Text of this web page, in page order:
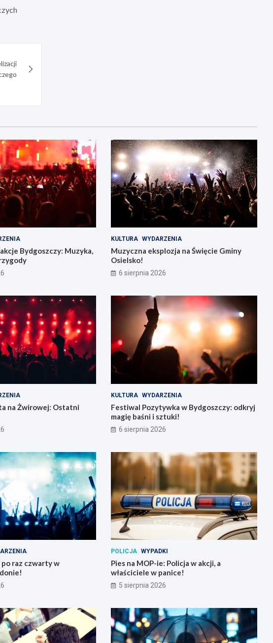
Bydgoszczy: Muzyka,
KULTURA WYDARZENIA
Muzyczna eksplozja na Święcie Gminy
Osielsko!
6 sierpnia 2026
na Żwirowej: Ostatni
KULTURA WYDARZENIA
Festiwal Pozytywka w Bydgoszczy: odkryj
magię baśni i sztuki!
6 sierpnia 2026
po raz czwarty w
POLICJA WYPADKI
Pies na MOP-ie: Policja w akcji, a
właściciele w panice!
5 sierpnia 2026